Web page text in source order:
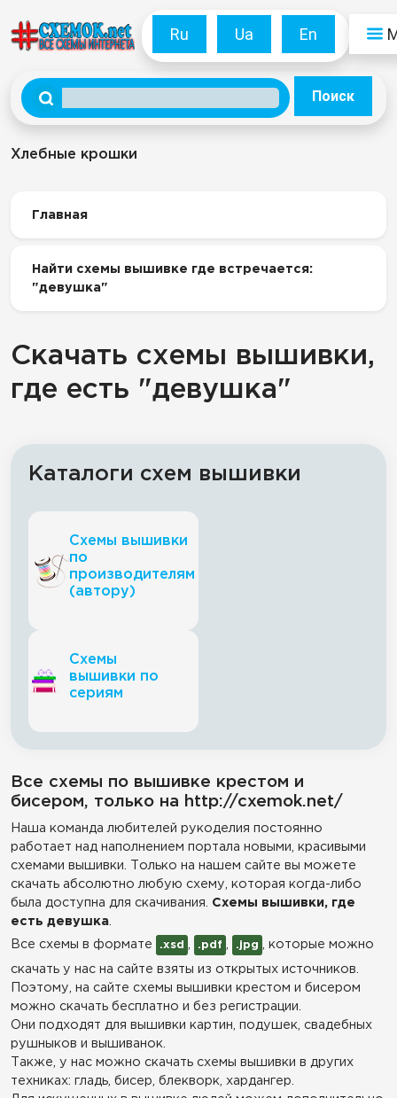
Ru Ua En
Поиск
Хлебные крошки
Главная
Найти схемы вышивке где встречается:
"девушка"
Скачать схемы вышивки,
где есть "девушка"
Каталоги схем вышивки
Схемы вышивки
по
производителям
(автору)
Схемы
вышивки по
сериям
Все схемы по вышивке крестом и
бисером, только на http://cxemok.net/
Наша команда любителей рукоделия постоянно
работает над наполнением портала новыми, красивыми
схемами вышивки. Только на нашем сайте вы можете
скачать абсолютно любую схему, которая когда-либо
была доступна для скачивания. Схемы вышивки, где
есть девушка
Все схемы в формате
.xsd .pdf .jpg , которые можно
скачать у нас на сайте взяты из открытых источников.
Поэтому, на сайте схемы вышивки крестом и бисером
можно скачать бесплатно и без регистрации.
Они подходят для вышивки картин, подушек, свадебных
рушныков и вышиванок.
Также, у нас можно скачать схемы вышивки в других
техниках: гладь, бисер, блекворк, хардангер.